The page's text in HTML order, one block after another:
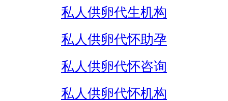
私人供卵代生机构
私人供卵代怀助孕
私人供卵代怀咨询
私人供卵代怀机构